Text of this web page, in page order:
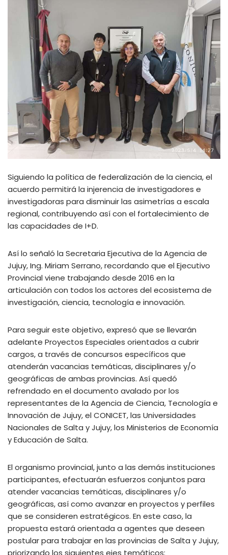
Siguiendo la política de federalización de la ciencia, el
acuerdo permitirá la injerencia de investigadores e
investigadoras para disminuir las asimetrías a escala
regional, contribuyendo así con el fortalecimiento de
las capacidades de I+D.
Así lo señaló la Secretaria Ejecutiva de la Agencia de
Jujuy, Ing. Miriam Serrano, recordando que el Ejecutivo
Provincial viene trabajando desde 2016 en la
articulación con todos los actores del ecosistema de
investigación, ciencia, tecnología e innovación.
Para seguir este objetivo, expresó que se llevarán
adelante Proyectos Especiales orientados a cubrir
cargos, a través de concursos específicos que
atenderán vacancias temáticas, disciplinares y/o
geográficas de ambas provincias. Así quedó
refrendado en el documento avalado por los
representantes de la Agencia de Ciencia, Tecnología e
Innovación de Jujuy, el CONICET, las Universidades
Nacionales de Salta y Jujuy, los Ministerios de Economía
y Educación de Salta.
El organismo provincial, junto a las demás instituciones
participantes, efectuarán esfuerzos conjuntos para
atender vacancias temáticas, disciplinares y/o
geográficas, así como avanzar en proyectos y perfiles
que se consideren estratégicos. En este caso, la
propuesta estará orientada a agentes que deseen
postular para trabajar en las provincias de Salta y Jujuy,
priorizando los siguientes ejes temáticos: